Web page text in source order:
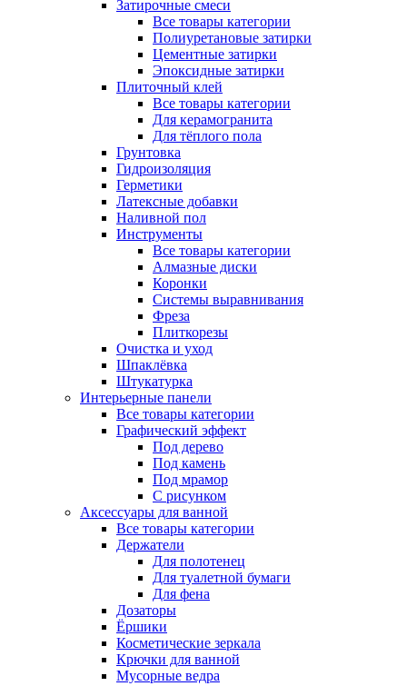
Затирочные смеси
Все товары категории
Полиуретановые затирки
Цементные затирки
Эпоксидные затирки
Плиточный клей
Все товары категории
Для керамогранита
Для тёплого пола
Грунтовка
Гидроизоляция
Герметики
Латексные добавки
Наливной пол
Инструменты
Все товары категории
Алмазные диски
Коронки
Системы выравнивания
Фреза
Плиткорезы
Очистка и уход
Шпаклёвка
Штукатурка
Интерьерные панели
Все товары категории
Графический эффект
Под дерево
Под камень
Под мрамор
С рисунком
Аксессуары для ванной
Все товары категории
Держатели
Для полотенец
Для туалетной бумаги
Для фена
Дозаторы
Ёршики
Косметические зеркала
Крючки для ванной
Мусорные ведра